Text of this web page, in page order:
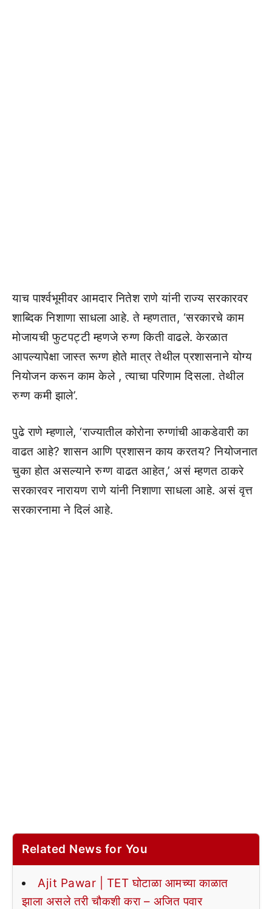
याच पार्श्वभूमीवर आमदार नितेश राणे यांनी राज्य सरकारवर
शाब्दिक निशाणा साधला आहे. ते म्हणतात, ‘सरकारचे काम
मोजायची फुटपट्टी म्हणजे रुग्ण किती वाढले. केरळात
आपल्यापेक्षा जास्त रूग्ण होते मात्र तेथील प्रशासनाने योग्य
नियोजन करून काम केले , त्याचा परिणाम दिसला. तेथील
रुग्ण कमी झाले’.
पुढे राणे म्हणाले, ‘राज्यातील कोरोना रुग्णांची आकडेवारी का
वाढत आहे? शासन आणि प्रशासन काय करतय? नियोजनात
चुका होत असल्याने रुग्ण वाढत आहेत,’ असं म्हणत ठाकरे
सरकारवर नारायण राणे यांनी निशाणा साधला आहे. असं वृत्त
सरकारनामा ने दिलं आहे.
Related News for You
Ajit Pawar | TET घोटाळा आमच्या काळात
झाला असले तरी चौकशी करा – अजित पवार